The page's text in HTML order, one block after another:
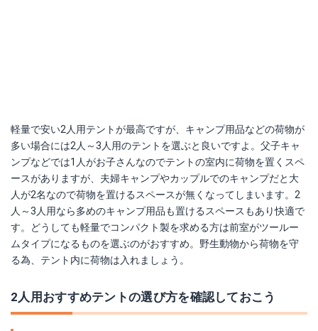
軽量で安い2人用テントが最高ですが、キャンプ用品などの荷物が
多い場合には2人～3人用のテントを選ぶと良いですよ。父子キャ
ンプなどでは1人がお子さんなのでテントの室内に荷物を置くスペ
ースがありますが、夫婦キャンプやカップルでのキャンプだと大
人が2名なので荷物を置けるスペースが無くなってしまいます。2
人～3人用なら多めのキャンプ用品も置けるスペースもあり快適で
す。どうしても軽量でコンパクト製を求める方は前室がツールー
ムタイプになるものを選ぶのがおすすめ。野生動物から荷物を守
る為、テント内に荷物は入れましょう。
2人用おすすめテントの選び方を確認しておこう